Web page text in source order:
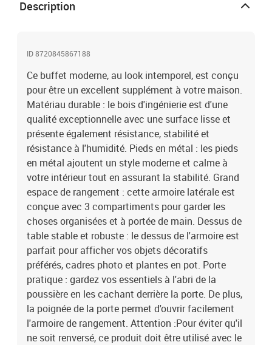
De plus, la poignée de la porte permet d'ouvrir facilement l'armoire
métalDimensions totales : 34,5 x 34 x 90 cm (L x l x
plus de détails sur la façon d'empêcher vos meubles de basculer
Description
ID 8720845867188
Ce buffet moderne, au look intemporel, est conçu
pour être un excellent supplément à votre maison.
Matériau durable : le bois d'ingénierie est d'une
qualité exceptionnelle avec une surface lisse et
présente également résistance, stabilité et
résistance à l'humidité. Pieds en métal : les pieds
en métal ajoutent un style moderne et calme à
votre intérieur tout en assurant la stabilité. Grand
espace de rangement : cette armoire latérale est
conçue avec 3 compartiments pour garder les
choses organisées et à portée de main. Dessus de
table stable et robuste : le dessus de l'armoire est
parfait pour afficher vos objets décoratifs
préférés, cadres photo et plantes en pot. Porte
pratique : gardez vos essentiels à l'abri de la
poussière en les cachant derrière la porte. De plus,
la poignée de la porte permet d'ouvrir facilement
l'armoire de rangement. Attention :Pour éviter qu'il
ne soit renversé, ce produit doit être utilisé avec le